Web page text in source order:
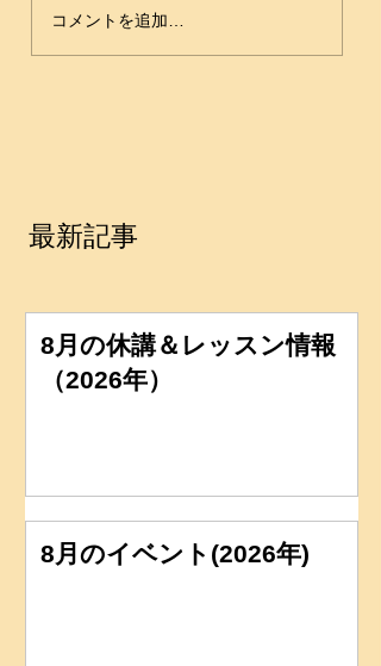
コメントを追加…
最新記事
8月の休講＆レッスン情報
（2026年）
8月のイベント(2026年)